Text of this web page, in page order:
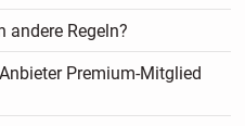
andere Regeln?
Premium-Mitglied